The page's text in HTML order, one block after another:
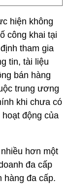
hiện không
công khai tại
tham gia
tin, tài liệu
bán hàng
trung ương
khi chưa có
động của
hơn một
đa cấp
hàng đa cấp.